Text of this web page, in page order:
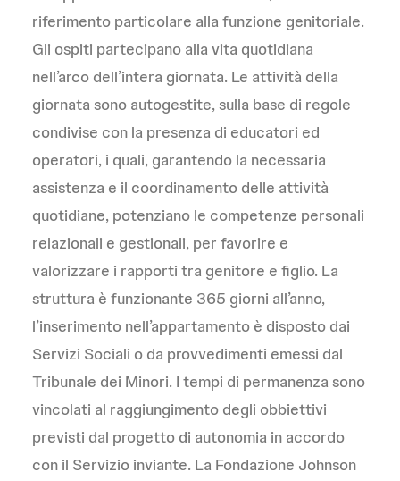
riferimento particolare alla funzione genitoriale.
Gli ospiti partecipano alla vita quotidiana
nell’arco dell’intera giornata. Le attività della
giornata sono autogestite, sulla base di regole
condivise con la presenza di educatori ed
operatori, i quali, garantendo la necessaria
assistenza e il coordinamento delle attività
quotidiane, potenziano le competenze personali
relazionali e gestionali, per favorire e
valorizzare i rapporti tra genitore e figlio. La
struttura è funzionante 365 giorni all’anno,
l’inserimento nell’appartamento è disposto dai
Servizi Sociali o da provvedimenti emessi dal
Tribunale dei Minori. I tempi di permanenza sono
vincolati al raggiungimento degli obbiettivi
previsti dal progetto di autonomia in accordo
con il Servizio inviante. La Fondazione Johnson